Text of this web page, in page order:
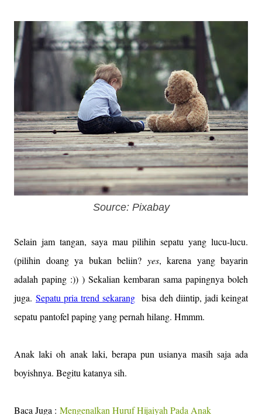
Source: Pixabay
Selain jam tangan, saya mau pilihin sepatu yang lucu-lucu.
(pilihin doang ya bukan beliin? yes, karena yang bayarin
adalah paping :)) ) Sekalian kembaran sama papingnya boleh
juga. Sepatu pria trend sekarang bisa deh diintip, jadi keingat
sepatu pantofel paping yang pernah hilang. Hmmm.
Anak laki oh anak laki, berapa pun usianya masih saja ada
boyishnya. Begitu katanya sih.
Baca Juga : Mengenalkan Huruf Hijaiyah Pada Anak